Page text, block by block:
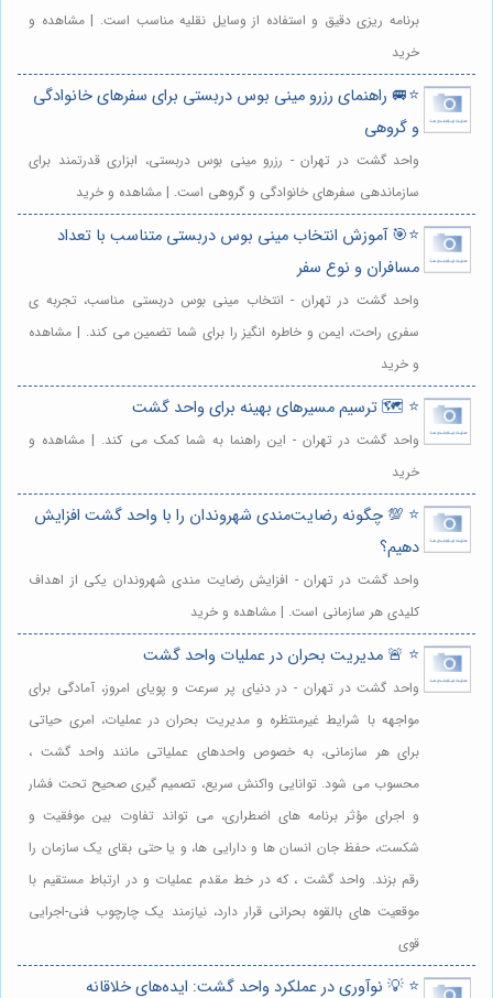
برنامه ریزی دقیق و استفاده از وسایل نقلیه مناسب است. | مشاهده و
خرید
⭐️🚐 راهنمای رزرو مینی بوس دربستی برای سفرهای خانوادگی
و گروهی
واحد گشت در تهران - رزرو مینی بوس دربستی، ابزاری قدرتمند برای
سازماندهی سفرهای خانوادگی و گروهی است. | مشاهده و خرید
⭐️🎯 آموزش انتخاب مینی بوس دربستی متناسب با تعداد
مسافران و نوع سفر
واحد گشت در تهران - انتخاب مینی بوس دربستی مناسب، تجربه ی
سفری راحت، ایمن و خاطره انگیز را برای شما تضمین می کند. | مشاهده
و خرید
⭐️ 🗺️ ترسیم مسیرهای بهینه برای واحد گشت
واحد گشت در تهران - این راهنما به شما کمک می کند. | مشاهده و
خرید
⭐️ 💯 چگونه رضایت‌مندی شهروندان را با واحد گشت افزایش
دهیم؟
واحد گشت در تهران - افزایش رضایت مندی شهروندان یکی از اهداف
کلیدی هر سازمانی است. | مشاهده و خرید
⭐️ 🚨 مدیریت بحران در عملیات واحد گشت
واحد گشت در تهران - در دنیای پر سرعت و پویای امروز، آمادگی برای
مواجهه با شرایط غیرمنتظره و مدیریت بحران در عملیات، امری حیاتی
برای هر سازمانی، به خصوص واحدهای عملیاتی مانند واحد گشت ،
محسوب می شود. توانایی واکنش سریع، تصمیم گیری صحیح تحت فشار
و اجرای مؤثر برنامه های اضطراری، می تواند تفاوت بین موفقیت و
شکست، حفظ جان انسان ها و دارایی ها، و یا حتی بقای یک سازمان را
رقم بزند. واحد گشت ، که در خط مقدم عملیات و در ارتباط مستقیم با
موقعیت های بالقوه بحرانی قرار دارد، نیازمند یک چارچوب فنی-اجرایی
قوی
⭐️ 💡 نوآوری در عملکرد واحد گشت: ایده‌های خلاقانه